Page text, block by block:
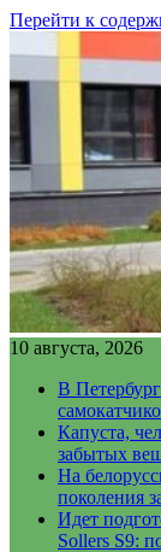
Перейти к
10 августа, 2026
В
Капуста,
забытых
На
поколения
Идет
Sollers S9: